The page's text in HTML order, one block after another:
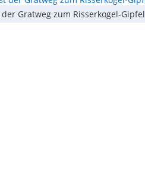
Gratweg zum Risserkogel-Gipfel